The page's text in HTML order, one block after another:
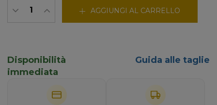
AGGIUNGI AL CARRELLO
Disponibilità
immediata
Guida alle taglie